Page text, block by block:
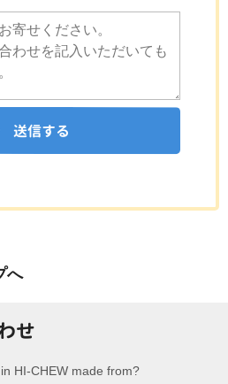
送信する
へ
せ
HI-CHEW made from?